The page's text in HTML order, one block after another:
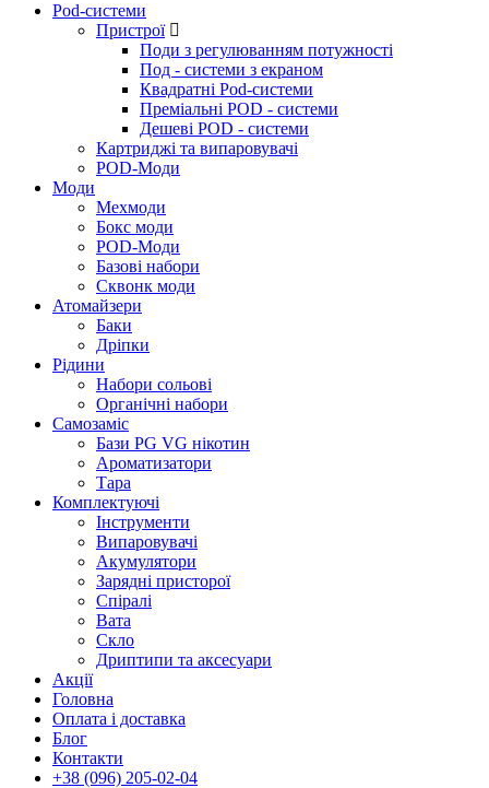
Pod-системи
Пристрої
Поди з регулюванням потужності
Под - системи з екраном
Квадратні Pod-системи
Преміальні POD - системи
Дешеві POD - системи
Картриджі та випаровувачі
POD-Моди
Моди
Мехмоди
Бокс моди
POD-Моди
Базові набори
Сквонк моди
Атомайзери
Баки
Дріпки
Рідини
Набори сольові
Органічні набори
Самозаміс
Бази PG VG нікотин
Ароматизатори
Тара
Комплектуючі
Інструменти
Випаровувачі
Акумулятори
Зарядні присторої
Спіралі
Вата
Скло
Дриптипи та аксесуари
Акції
Головна
Оплата і доставка
Блог
Контакти
+38 (096) 205-02-04